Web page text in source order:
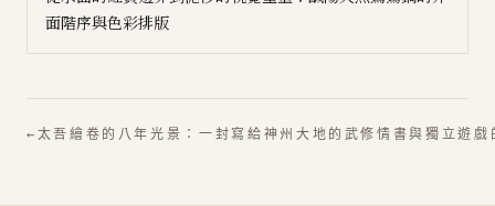
面階序與色彩排版
← 太吾繪卷的八年光景：一封寫給神州大地的武修情書與獨立遊